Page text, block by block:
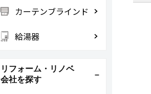
カーテンブラインド
給湯器
リフォーム・リノベ
会社を探す